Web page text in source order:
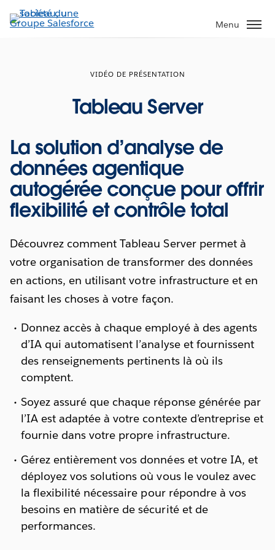
Aller
au
Menu
VIDÉO DE PRÉSENTATION
Tableau Server
La solution d’analyse de
données agentique
autogérée conçue pour offrir
flexibilité et contrôle total
Découvrez comment Tableau Server permet à
votre organisation de transformer des données
en actions, en utilisant votre infrastructure et en
faisant les choses à votre façon.
Donnez accès à chaque employé à des agents
d’IA qui automatisent l’analyse et fournissent
des renseignements pertinents là où ils
comptent.
Soyez assuré que chaque réponse générée par
l’IA est adaptée à votre contexte d’entreprise et
fournie dans votre propre infrastructure.
Gérez entièrement vos données et votre IA, et
déployez vos solutions où vous le voulez avec
la flexibilité nécessaire pour répondre à vos
besoins en matière de sécurité et de
performances.